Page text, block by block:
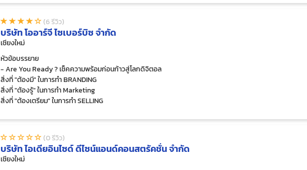
(eDM, CRM)
เทคนิคการตลาดดิจิทัล
1. SEO / SEM เมื่อลูกค้าค้นหาต้องเจอเรา
2. Story telling ขายง่ายกว่าเดิมด้วยการเล่าเรื่อง
3. Photo สวยให้เหมาะกับที่ลูกค้าต้องการ
4. eDM สร้างสัมพันธ์ระยะยาว (เหมาะกับลูกค้าต่างชาติเท่านั้น)
5. CRM เข้าใจลูกค้าให้มากขึ้นเพื่อบริการที่ดียิ่งกว่าเดิม
6. Loyalty program รักษาลูกค้าเก่า เพิ่มฐานลูกค้าใหม่
7. Affiliate program เพิ่มฝ่ายขายไม่จำกัดแบบไม่ต้องจ้างเพิ่ม
(6 รีวิว)
บริษัท โออาร์จี ไซเบอร์บิซ จำกัด
เชียงใหม่
หัวข้อบรรยาย
- Are You Ready ? เช็คความพร้อมก่อนก้าวสู่โลกดิจิตอล
สิ่งที่ "ต้องมี" ในการทำ BRANDING
สิ่งที่ "ต้องรู้" ในการทำ Marketing
สิ่งที่ "ต้องเตรียม" ในการทำ SELLING
- สร้าง "กราฟิก" ยังไงให้ COOL ด้วย Canva
- นำเสนอ "ขั้นเทพ" ด้วยแอพ Keynote
- ถ่ายรูป/VDO ให้น่าสนใจได้ด้วยมือถือเครื่องเดียว
- เจาะลึกการใช้ DIGITAL TOOL แต่ละ PLATFORm (Google, Facebook, TIKTok, Shopee)
- Live เป็นเห็นเงินแสน
(0 รีวิว)
บริษัท ไอเดียอินไซด์ ดีไซน์แอนด์คอนสตรัคชั่น จำกัด
เชียงใหม่